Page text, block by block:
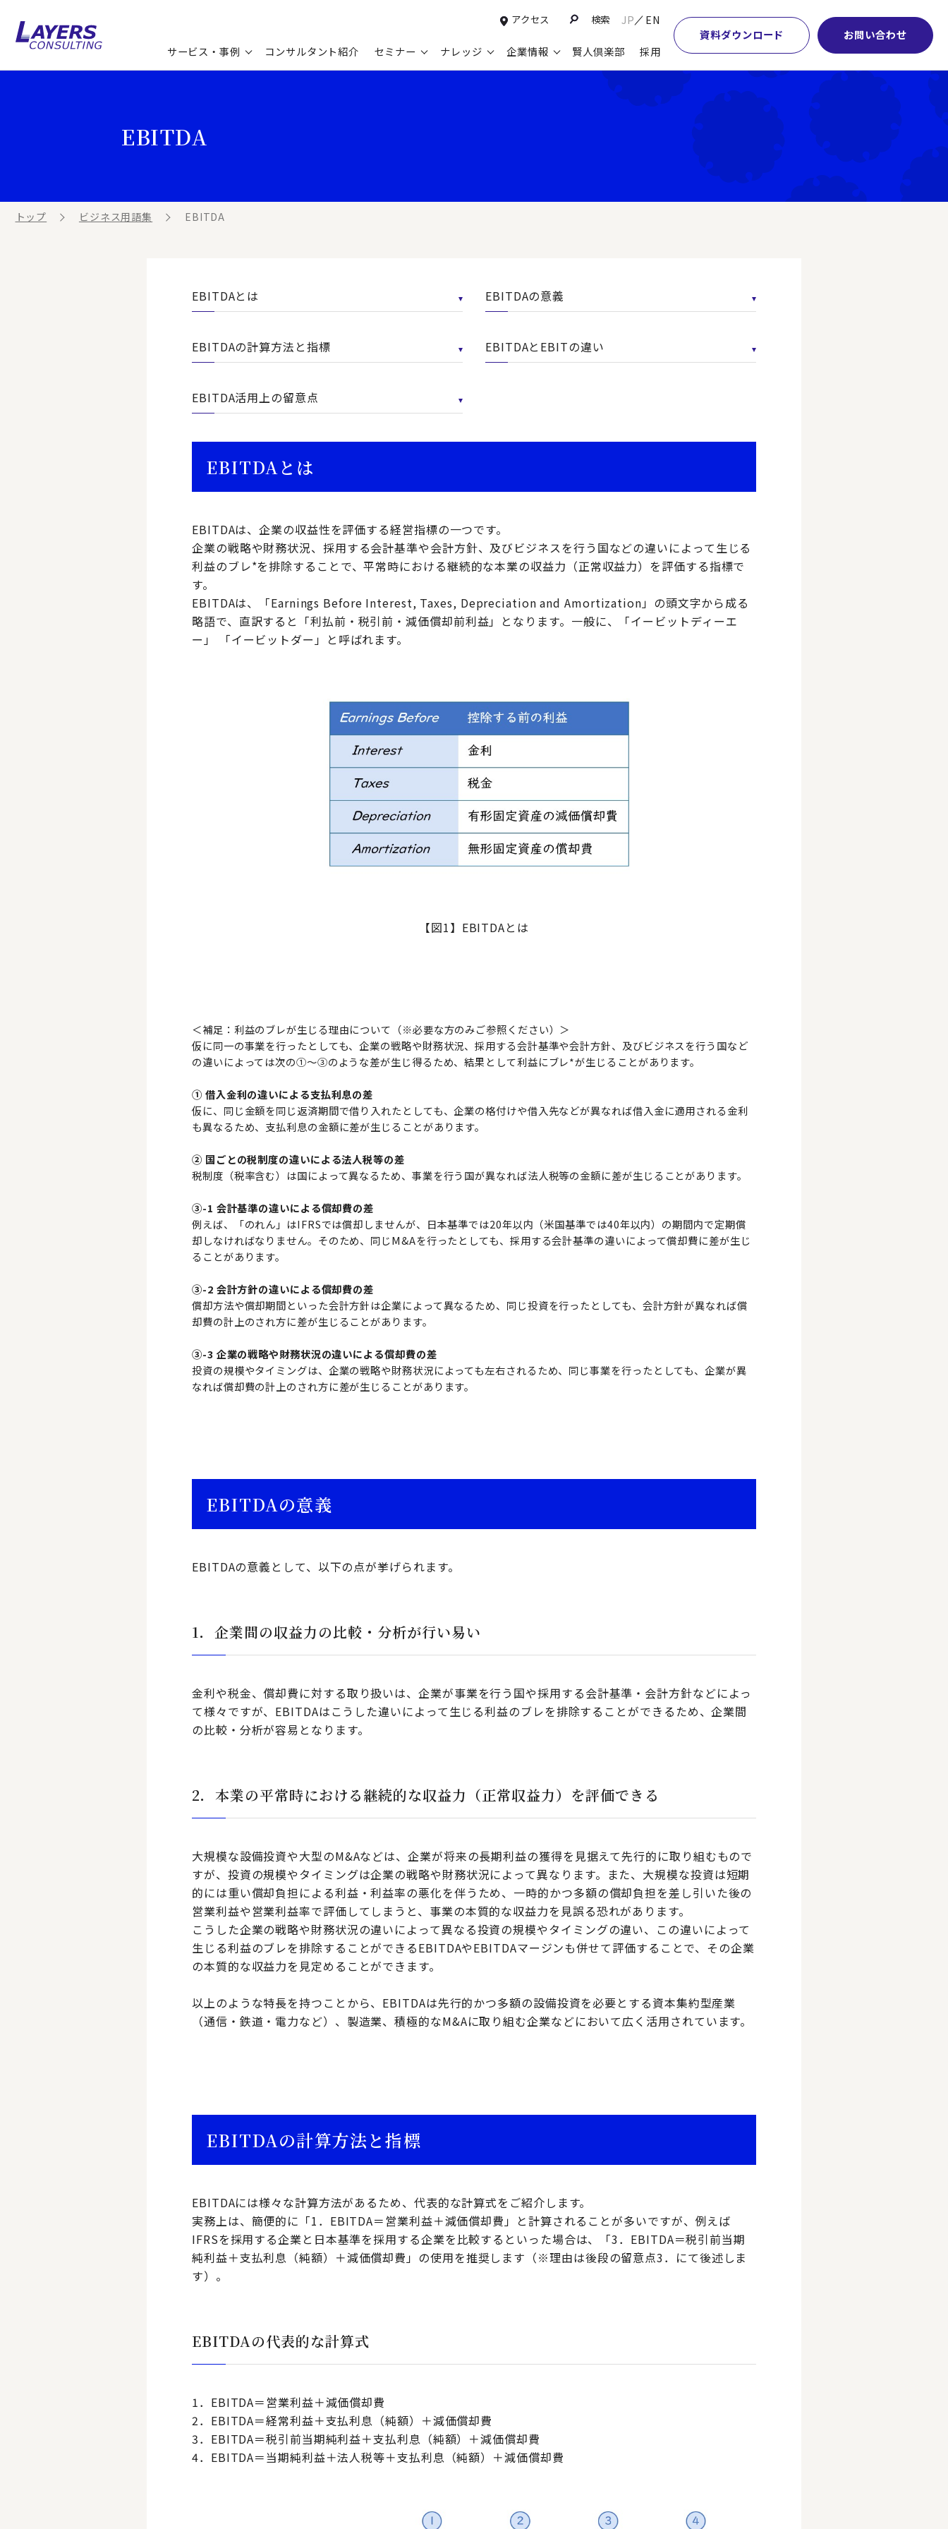
アクセス 検索 JP EN
サービス・事例 コンサルタント紹介 セミナー ナレッジ 企業情報 賢人倶楽部 採用
資料ダウンロード お問い合わせ
コンサルティング事例
本社・間接業務改革
サプライチェーンマネジメント
物流改革
ヒューマンリソースマネジメント
ビジネスプロセスアウトソーシング
コラム
ビジネステーマ解説集
人事
営業・マーケティング
設計・開発・生産・調達
【特集】会計システム刷新
【特集】FP＆Aへの旅
お知らせ
レイヤーズ・コンサルティングの特徴
学術顧問紹介
DE&I推進の取り組み
グループ会社
グローバルネットワーク
パートナーシップ
EBITDA
トップ ビジネス用語集 EBITDA
EBITDAとは EBITDAの意義
EBITDAの計算方法と指標 EBITDAとEBITの違い
EBITDA活用上の留意点
EBITDAとは
EBITDAは、企業の収益性を評価する経営指標の一つです。
企業の戦略や財務状況、採用する会計基準や会計方針、及びビジネスを行う国などの違いによって生じる
利益のブレ*を排除することで、平常時における継続的な本業の収益力（正常収益力）を評価する指標で
す。
EBITDAは、「Earnings Before Interest, Taxes, Depreciation and Amortization」の頭文字から成る
略語で、直訳すると「利払前・税引前・減価償却前利益」となります。一般に、「イービットディーエ
ー」 「イービットダー」と呼ばれます。
【図1】EBITDAとは
＜補足：利益のブレが生じる理由について（※必要な方のみご参照ください）＞
仮に同一の事業を行ったとしても、企業の戦略や財務状況、採用する会計基準や会計方針、及びビジネスを行う国など
の違いによっては次の①～③のような差が生じ得るため、結果として利益にブレ*が生じることがあります。
① 借入金利の違いによる支払利息の差
仮に、同じ金額を同じ返済期間で借り入れたとしても、企業の格付けや借入先などが異なれば借入金に適用される金利
も異なるため、支払利息の金額に差が生じることがあります。
② 国ごとの税制度の違いによる法人税等の差
税制度（税率含む）は国によって異なるため、事業を行う国が異なれば法人税等の金額に差が生じることがあります。
③-1 会計基準の違いによる償却費の差
例えば、「のれん」はIFRSでは償却しませんが、日本基準では20年以内（米国基準では40年以内）の期間内で定期償
却しなければなりません。そのため、同じM&Aを行ったとしても、採用する会計基準の違いによって償却費に差が生じ
ることがあります。
③-2 会計方針の違いによる償却費の差
償却方法や償却期間といった会計方針は企業によって異なるため、同じ投資を行ったとしても、会計方針が異なれば償
却費の計上のされ方に差が生じることがあります。
③-3 企業の戦略や財務状況の違いによる償却費の差
投資の規模やタイミングは、企業の戦略や財務状況によっても左右されるため、同じ事業を行ったとしても、企業が異
なれば償却費の計上のされ方に差が生じることがあります。
EBITDAの意義
EBITDAの意義として、以下の点が挙げられます。
1．企業間の収益力の比較・分析が行い易い
金利や税金、償却費に対する取り扱いは、企業が事業を行う国や採用する会計基準・会計方針などによっ
て様々ですが、EBITDAはこうした違いによって生じる利益のブレを排除することができるため、企業間
の比較・分析が容易となります。
2．本業の平常時における継続的な収益力（正常収益力）を評価できる
大規模な設備投資や大型のM&Aなどは、企業が将来の長期利益の獲得を見据えて先行的に取り組むもので
すが、投資の規模やタイミングは企業の戦略や財務状況によって異なります。また、大規模な投資は短期
的には重い償却負担による利益・利益率の悪化を伴うため、一時的かつ多額の償却負担を差し引いた後の
営業利益や営業利益率で評価してしまうと、事業の本質的な収益力を見誤る恐れがあります。
こうした企業の戦略や財務状況の違いによって異なる投資の規模やタイミングの違い、この違いによって
生じる利益のブレを排除することができるEBITDAやEBITDAマージンも併せて評価することで、その企業
の本質的な収益力を見定めることができます。
以上のような特長を持つことから、EBITDAは先行的かつ多額の設備投資を必要とする資本集約型産業
（通信・鉄道・電力など）、製造業、積極的なM&Aに取り組む企業などにおいて広く活用されています。
EBITDAの計算方法と指標
EBITDAには様々な計算方法があるため、代表的な計算式をご紹介します。
実務上は、簡便的に「1．EBITDA＝営業利益＋減価償却費」と計算されることが多いですが、例えば
IFRSを採用する企業と日本基準を採用する企業を比較するといった場合は、「3．EBITDA＝税引前当期
純利益＋支払利息（純額）＋減価償却費」の使用を推奨します（※理由は後段の留意点3．にて後述しま
す）。
EBITDAの代表的な計算式
1．EBITDA＝営業利益＋減価償却費
2．EBITDA＝経常利益＋支払利息（純額）＋減価償却費
3．EBITDA＝税引前当期純利益＋支払利息（純額）＋減価償却費
4．EBITDA＝当期純利益＋法人税等＋支払利息（純額）＋減価償却費